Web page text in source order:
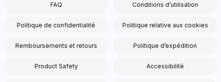
FAQ Conditions d’utilisation
Politique de confidentialité Politique relative aux cookies
Remboursements et retours Politique d’expédition
Product Safety Accessibilité